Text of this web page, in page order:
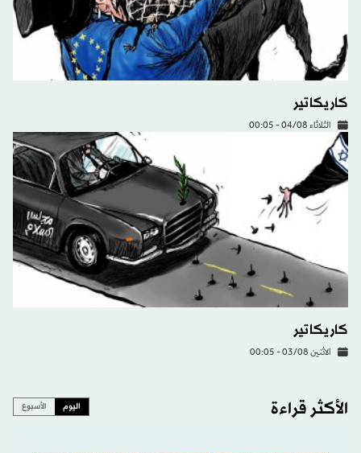
كاريكاتير
الثلاثاء 04/08 - 00:05
كاريكاتير
الاثنين 03/08 - 00:05
الأكثر قراءة اليوم الأسبوع